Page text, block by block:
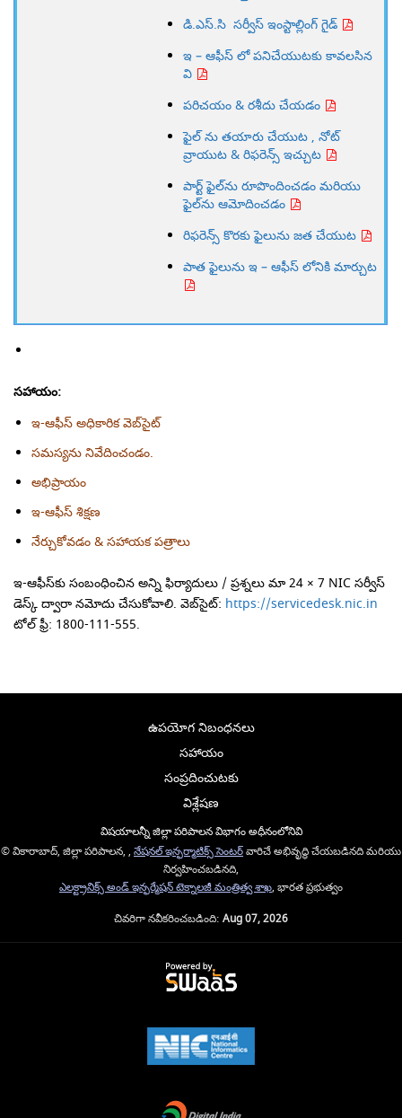
డి.ఎస్.సి సర్వీస్ ఇంస్టాల్లింగ్ గైడ్
ఇ – ఆఫీస్ లో పనిచేయుటకు కావలసిన
వి
పరిచయం & రశీదు చేయడం
ఫైల్ ను తయారు చేయుట , నోట్
వ్రాయుట & రిఫరెన్స్ ఇచ్చుట
పార్ట్ ఫైల్‌ను రూపొందించడం మరియు
ఫైల్‌ను ఆమోదించడం
రిఫరెన్స్ కొరకు ఫైలును జత చేయుట
పాత ఫైలును ఇ – ఆఫీస్ లోనికి మార్చుట
సహాయం:
ఇ-ఆఫీస్ అధికారిక వెబ్‌సైట్
సమస్యను నివేదించండం.
అభిప్రాయం
ఇ-ఆఫీస్ శిక్షణ
నేర్చుకోవడం & సహాయక పత్రాలు
ఇ-ఆఫీస్‌కు సంబంధించిన అన్ని ఫిర్యాదులు / ప్రశ్నలు మా 24 × 7 NIC సర్వీస్
డెస్క్ ద్వారా నమోదు చేసుకోవాలి. వెబ్‌సైట్: https://servicedesk.nic.in
టోల్ ఫ్రీ: 1800-111-555.
ఉపయోగ నిబంధనలు
సహాయం
సంప్రదించుటకు
విశ్లేషణ
విషయాలన్నీ జిల్లా పరిపాలన విభాగం అధీనంలోనివి
© వికారాబాద్, జిల్లా పరిపాలన, , నేషనల్ ఇన్ఫర్మాటిక్స్ సెంటర్వారిచే అభివృద్ధి చేయబడినది మరియు
నిర్వహించబడినది,
ఎలక్ట్రానిక్స్ అండ్ ఇన్ఫర్మేషన్ టెక్నాలజీ మంత్రిత్వ శాఖ, భారత ప్రభుత్వం
చివరిగా నవీకరించబడింది: Aug 07, 2026